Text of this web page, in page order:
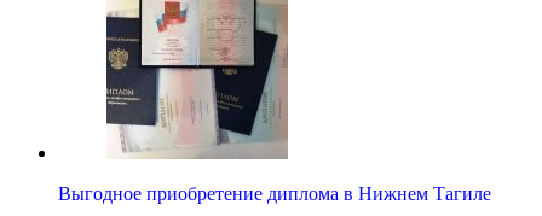
Выгодное приобретение диплома в Нижнем Тагиле